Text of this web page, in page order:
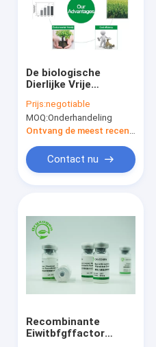
De biologische
Dierlijke Vrije
Onderzoek
Recombinante
Eiwitdienst
Prijs:negotiable
MOQ:Onderhandeling
Contact nu
Recombinante
Eiwitbfgffactor